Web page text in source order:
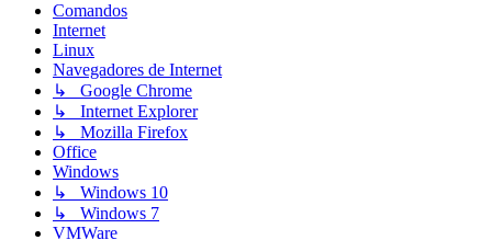
Comandos
Internet
Linux
Navegadores de Internet
↳ Google Chrome
↳ Internet Explorer
↳ Mozilla Firefox
Office
Windows
↳ Windows 10
↳ Windows 7
VMWare